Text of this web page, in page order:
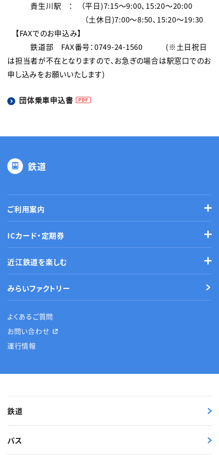
貴生川駅　：　（平日)7:15～9:00、15:20～20:00
（土休日)7:00～8:50、15:20～19:30
【FAXでのお申込み】
鉄道部　FAX番号：0749-24-1560　　　(※土日祝日
は担当者が不在となりますので、お急ぎの場合は駅窓口でのお
申し込みをお願いいたします)
団体乗車申込書
鉄道
ご利用案内
ICカード・定期券
近江鉄道を楽しむ
みらいファクトリー
よくあるご質問
お問い合わせ
運行情報
鉄道
バス